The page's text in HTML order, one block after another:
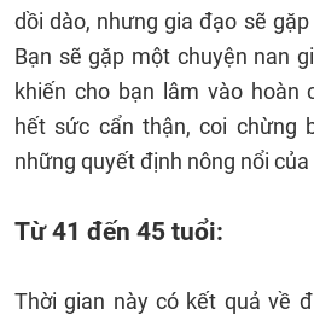
dồi dào, nhưng gia đạo sẽ
Bạn sẽ gặp một chuyện nan
khiến cho bạn lâm vào hoàn
hết sức cẩn thận, coi chừng
những quyết định nông nổi của
Từ 41 đến 45 tuổi:
Thời gian này có kết quả về